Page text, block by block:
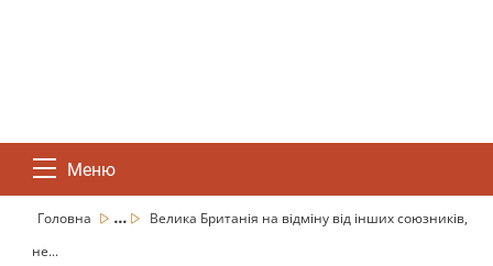
Меню
Головна ...
Велика Британія на відміну від інших союзників,
не...